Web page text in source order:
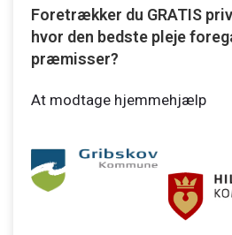
Foretrækker du GRATIS
hvor den bedste pleje
præmisser?
At modtage hjemmehjælp